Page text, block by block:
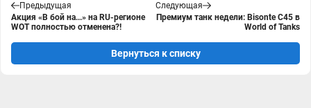
Предыдущая
Акция «В бой на...» на RU-регионе
WOT полностью отменена?!
Следующая
Премиум танк недели: Bisonte C45 в
World of Tanks
Вернуться к списку